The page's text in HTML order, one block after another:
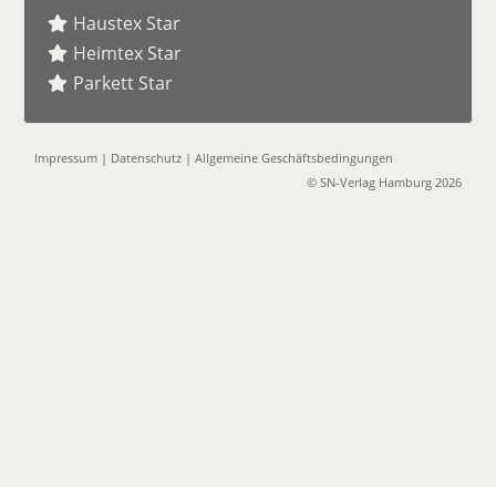
Haustex Star
Heimtex Star
Parkett Star
Impressum | Datenschutz |Allgemeine Geschäftsbedingungen
© SN-Verlag Hamburg 2026